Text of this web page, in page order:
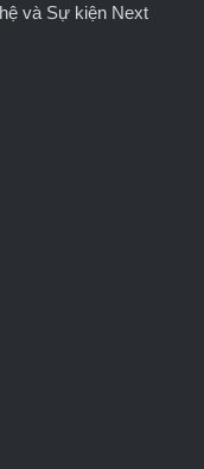
và Sự kiện Next